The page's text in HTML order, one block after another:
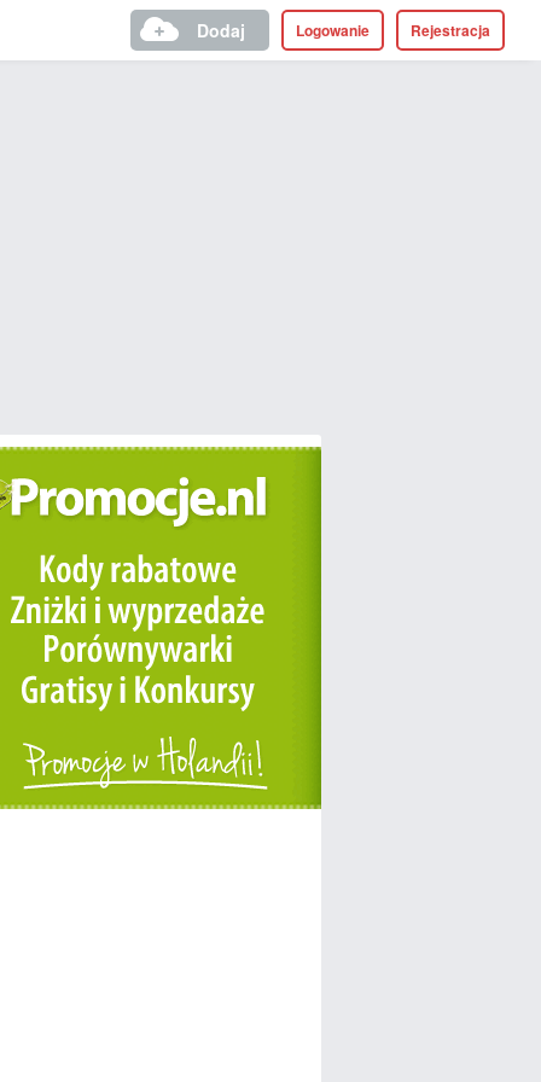
Rejestracja
Logowanie
Dodaj